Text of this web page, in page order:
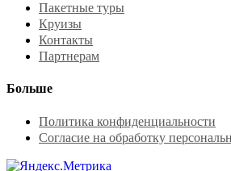
Пакетные туры
Круизы
Контакты
Партнерам
Больше
Политика конфиденциальности
Согласие на обработку